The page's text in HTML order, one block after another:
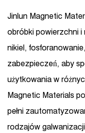
Jinlun Magnetic
obróbki powierzchni i
nikiel,
zabezpieczeń, aby
użytkowania w
Magnetic Materials
pełni
rodzajów